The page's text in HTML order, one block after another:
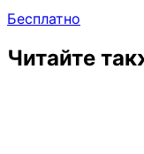
Бесплатно
Читайте